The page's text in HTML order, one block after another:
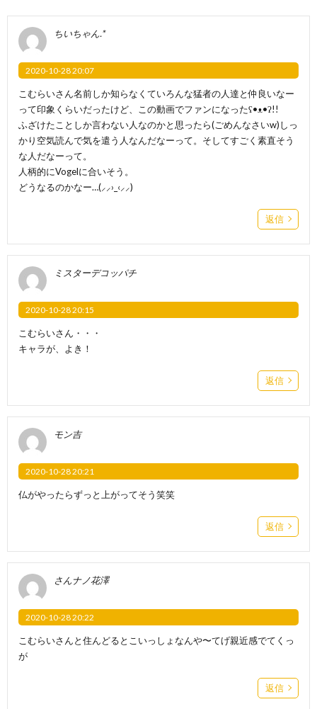
ちいちゃん.*
2020-10-28 20:07
こむらいさん名前しか知らなくていろんな猛者の人達と仲良いなー
って印象くらいだったけど、この動画でファンになったʕ•ᴥ•ʔ!!
ふざけたことしか言わない人なのかと思ったら(ごめんなさいw)しっ
かり空気読んで気を遣う人なんだなーって。そしてすごく素直そう
な人だなーって。
人柄的にVogelに合いそう。
どうなるのかなー…‪‪(⸝⸝›_‹⸝⸝)‬
返信
ミスターデコッパチ
2020-10-28 20:15
こむらいさん・・・
キャラが、よき！
返信
モン吉
2020-10-28 20:21
仏がやったらずっと上がってそう笑笑
返信
さんナノ花澤
2020-10-28 20:22
こむらいさんと住んどるとこいっしょなんや〜てげ親近感でてくっ
が
返信